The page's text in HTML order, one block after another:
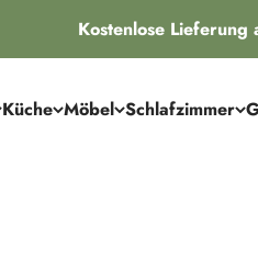
Kostenlose Lieferung
Küche Möbel Schlafzimmer